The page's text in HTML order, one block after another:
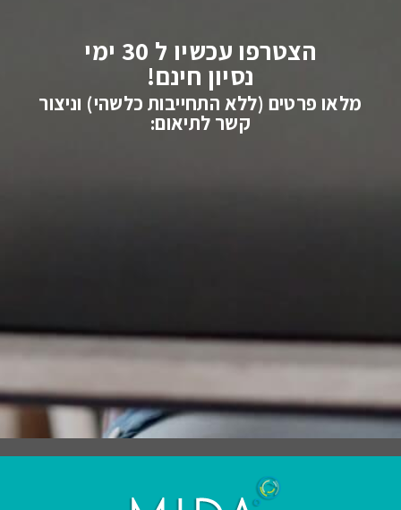
הצטרפו עכשיו ל 30 ימי
נסיון חינם!
מלאו פרטים (ללא התחייבות כלשהי) וניצור
קשר לתיאום: